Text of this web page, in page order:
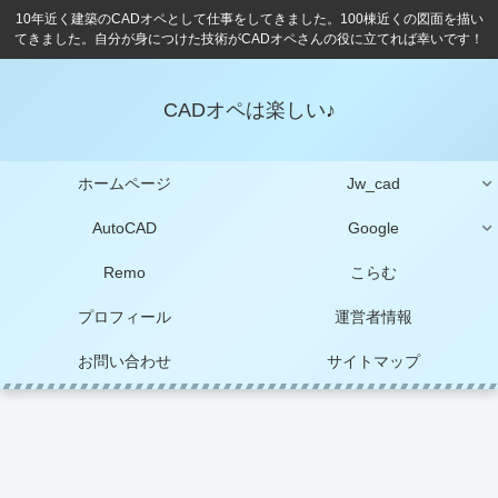
10年近く建築のCADオペとして仕事をしてきました。100棟近くの図面を描い
てきました。自分が身につけた技術がCADオペさんの役に立てれば幸いです！
CADオペは楽しい♪
ホームページ Jw_cad
AutoCAD Google
Remo こらむ
プロフィール 運営者情報
お問い合わせ サイトマップ